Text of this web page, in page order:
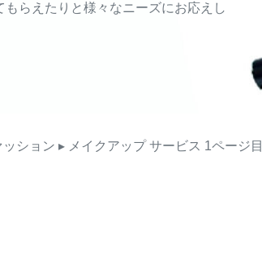
らえたりと様々なニーズにお応えし
ション ▸ メイクアップ サービス 1ページ目